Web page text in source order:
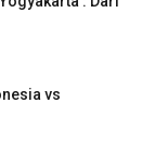
vs